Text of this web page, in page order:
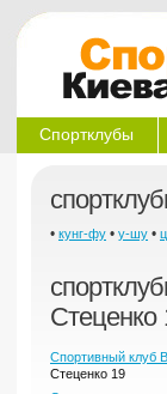
Спортклубы
• кунг-фу • у-шу •
Стеценко
Спортивный клуб
Стеценко 19